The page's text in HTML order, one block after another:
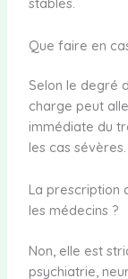
Que faire en
Selon le degré
charge peut
immédiate du
les cas sévères.
La prescription
les médecins ?
Non, elle est
psychiatrie,